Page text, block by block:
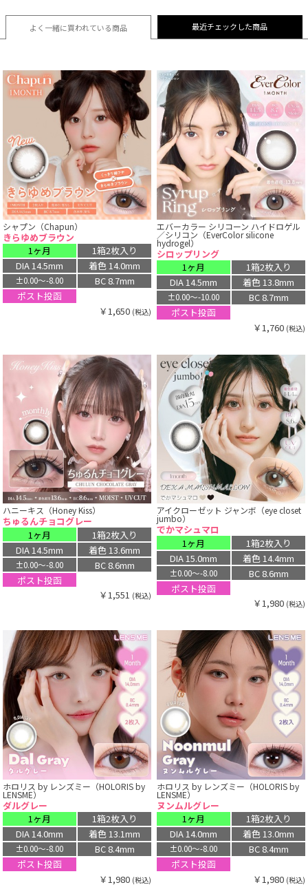
よく一緒に買われている商品 最近チェックした商品
シャプン（Chapun）
きらゆめブラウン
1ヶ月
1箱2枚入り
DIA 14.5mm
着色 14.0mm
±0.00〜-8.00
BC 8.7mm
ポスト投函
￥1,650 (税込)
エバーカラー シリコーン ハイドロゲル
／シリコン（EverColor silicone
hydrogel）
シロップリング
1ヶ月
1箱2枚入り
DIA 14.5mm
着色 13.8mm
±0.00〜-10.00
BC 8.7mm
ポスト投函
￥1,760 (税込)
ハニーキス（Honey Kiss）
ちゅるんチョコグレー
1ヶ月
1箱2枚入り
DIA 14.5mm
着色 13.6mm
±0.00〜-8.00
BC 8.6mm
ポスト投函
￥1,551 (税込)
アイクローゼット ジャンボ（eye closet
jumbo）
でかマシュマロ
1ヶ月
1箱2枚入り
DIA 15.0mm
着色 14.4mm
±0.00〜-8.00
BC 8.6mm
ポスト投函
￥1,980 (税込)
ホロリス by レンズミー（HOLORIS by
LENSME）
ダルグレー
1ヶ月
1箱2枚入り
DIA 14.0mm
着色 13.1mm
±0.00〜-8.00
BC 8.4mm
ポスト投函
￥1,980 (税込)
ホロリス by レンズミー（HOLORIS by
LENSME）
ヌンムルグレー
1ヶ月
1箱2枚入り
DIA 14.0mm
着色 13.0mm
±0.00〜-8.00
BC 8.4mm
ポスト投函
￥1,980 (税込)